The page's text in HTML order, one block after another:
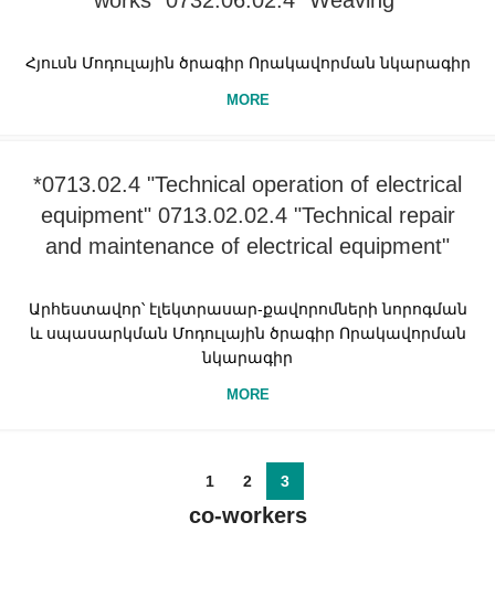
Հյուսն Մոդուլային ծրագիր Որակավորման նկարագիր
MORE
*0713.02.4 "Technical operation of electrical
equipment" 0713.02.02.4 "Technical repair
and maintenance of electrical equipment"
Արհեստավոր՝ էլեկտրասար-քավորոմների նորոգման
և սպասարկման Մոդուլային ծրագիր Որակավորման
նկարագիր
MORE
1 2 3
co-workers